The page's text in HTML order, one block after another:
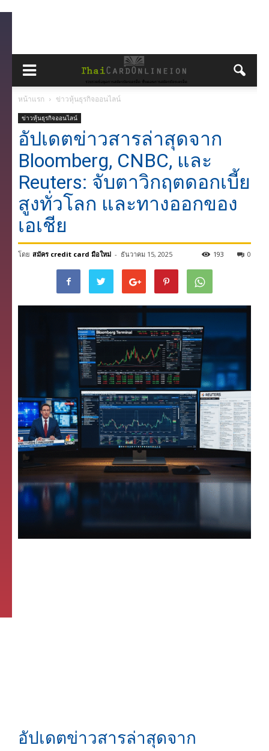
หน้าแรก ข่าวหุ้นธุรกิจออนไลน์
ข่าวหุ้นธุรกิจออนไลน์
อัปเดตข่าวสารล่าสุดจาก
Bloomberg, CNBC, และ
Reuters: จับตาวิกฤตดอกเบี้ย
สูงทั่วโลก และทางออกของ
เอเชีย
โดย สมัคร credit card มือใหม่ - ธันวาคม 15, 2025 0
193
อัปเดตข่าวสารล่าสุดจาก